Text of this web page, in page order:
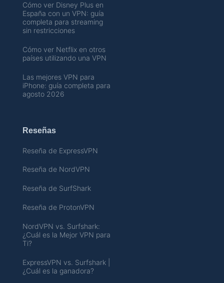
Cómo ver Disney Plus en
España con un VPN: guía
completa para streaming
sin restricciones
Cómo ver Netflix en otros
países utilizando una VPN
Las mejores VPN para
iPhone: guía completa para
agosto 2026
Reseñas
Reseña de ExpressVPN
Reseña de NordVPN
Reseña de SurfShark
Reseña de ProtonVPN
NordVPN vs. Surfshark:
¿Cuál es la Mejor VPN para
Ti?
ExpressVPN vs. Surfshark |
¿Cuál es la ganadora?